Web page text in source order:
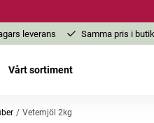
leverans Samma pris i
Vårt sortiment
Vetemjöl 2kg